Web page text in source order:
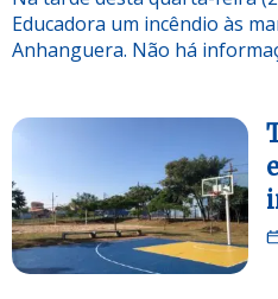
Educadora um incêndio às
Anhanguera. Não há